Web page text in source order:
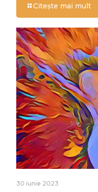
Citește mai mult
30 iunie 2023